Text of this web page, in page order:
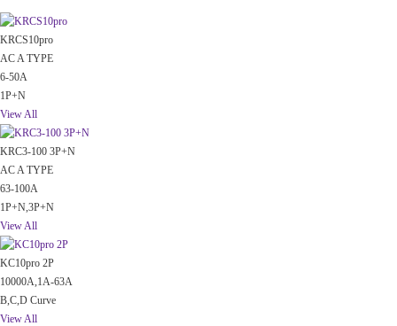
KRCS10pro
AC A TYPE
6-50A
1P+N
View All
KRC3-100 3P+N
AC A TYPE
63-100A
1P+N,3P+N
View All
KC10pro 2P
10000A,1A-63A
B,C,D Curve
View All